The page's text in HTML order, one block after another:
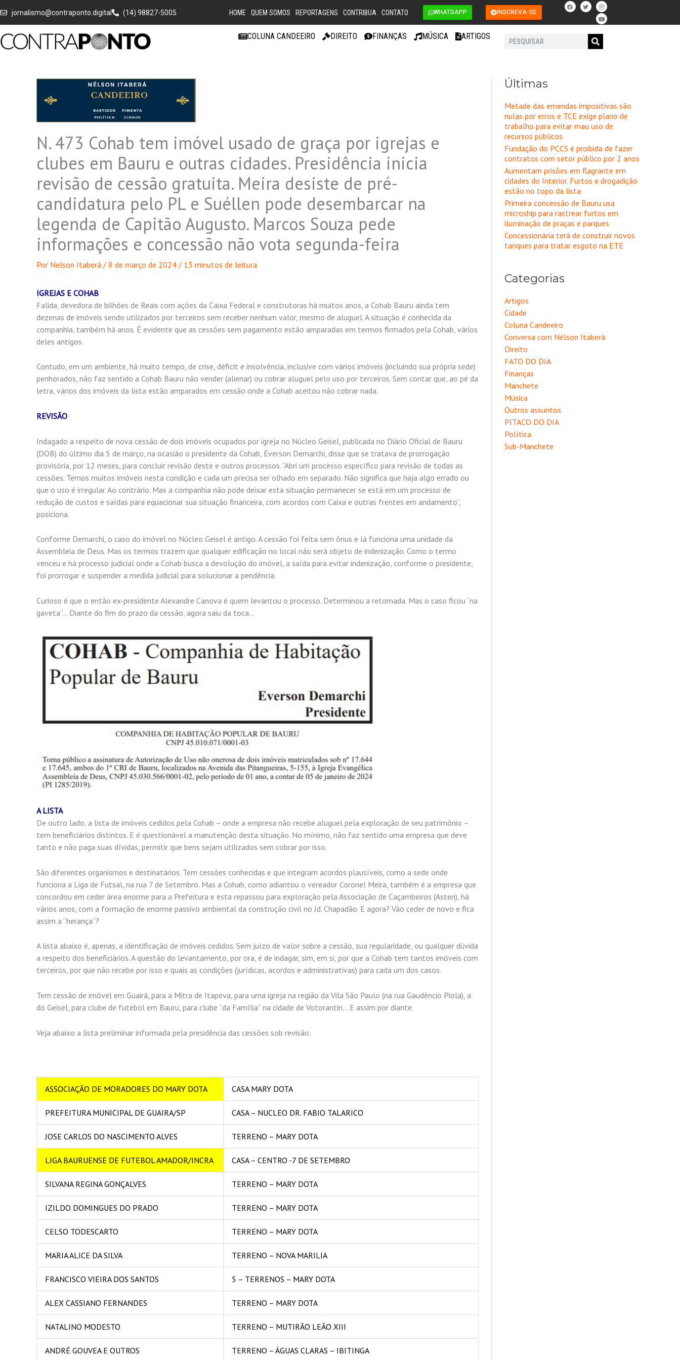
para
conteúdo
jornalismo@contraponto.digital (14) 98827-5005 HOME QUEM SOMOS REPORTAGENS CONTRIBUA CONTATO WHATSAPP INSCREVA-SE
F
a
c
b
T
w
i
t
I
n
s
t
a
r
Y
o
u
t
u
e
COLUNA CANDEEIRO DIREITO FINANÇAS MÚSICA ARTIGOS Pesquisar
N. 473 Cohab tem imóvel usado de graça por igrejas e
clubes em Bauru e outras cidades. Presidência inicia
revisão de cessão gratuita. Meira desiste de pré-
candidatura pelo PL e Suéllen pode desembarcar na
legenda de Capitão Augusto. Marcos Souza pede
informações e concessão não vota segunda-feira
Por Nelson Itaberá / 8 de março de 2024 / 13 minutos de leitura
IGREJAS E COHAB
Falida, devedora de bilhões de Reais com ações da Caixa Federal e construtoras há muitos anos, a Cohab Bauru ainda tem
dezenas de imóveis sendo utilizados por terceiros sem receber nenhum valor, mesmo de aluguel. A situação é conhecida da
companhia, também há anos. É evidente que as cessões sem pagamento estão amparadas em termos firmados pela Cohab, vários
deles antigos.
Contudo, em um ambiente, há muito tempo, de crise, déficit e insolvência, inclusive com vários imóveis (incluindo sua própria sede)
penhorados, não faz sentido a Cohab Bauru não vender (alienar) ou cobrar aluguel pelo uso por terceiros. Sem contar que, ao pé da
letra, vários dos imóveis da lista estão amparados em cessão onde a Cohab aceitou não cobrar nada.
REVISÃO
Indagado a respeito de nova cessão de dois imóveis ocupados por igreja no Núcleo Geisel, publicada no Diário Oficial de Bauru
(DOB) do último dia 5 de março, na ocasião o presidente da Cohab, Éverson Demarchi, disse que se tratava de prorrogação
provisória, por 12 meses, para concluir revisão deste e outros processos. “Abri um processo específico para revisão de todas as
cessões. Temos muitos imóveis nesta condição e cada um precisa ser olhado em separado. Não significa que haja algo errado ou
que o uso é irregular. Ao contrário. Mas a companhia não pode deixar esta situação permanecer se está em um processo de
redução de custos e saídas para equacionar sua situação financeira, com acordos com Caixa e outras frentes em andamento”,
posiciona.
Conforme Demarchi, o caso do imóvel no Núcleo Geisel é antigo. A cessão foi feita sem ônus e lá funciona uma unidade da
Assembleia de Deus. Mas os termos trazem que qualquer edificação no local não será objeto de indenização. Como o termo
venceu e há processo judicial onde a Cohab busca a devolução do imóvel, a saída para evitar indenização, conforme o presidente,
foi prorrogar e suspender a medida judicial para solucionar a pendência.
Curioso é que o então ex-presidente Alexandre Canova é quem levantou o processo. Determinou a retomada. Mas o caso ficou “na
gaveta”… Diante do fim do prazo da cessão, agora saiu da toca…
A LISTA
De outro lado, a lista de imóveis cedidos pela Cohab – onde a empresa não recebe aluguel pela exploração de seu patrimônio –
tem beneficiários distintos. E é questionável a manutenção desta situação. No mínimo, não faz sentido uma empresa que deve
tanto e não paga suas dívidas, permitir que bens sejam utilizados sem cobrar por isso.
São diferentes organismos e destinatários. Tem cessões conhecidas e que integram acordos plausíveis, como a sede onde
funciona a Liga de Futsal, na rua 7 de Setembro. Mas a Cohab, como adiantou o vereador Coronel Meira, também é a empresa que
concordou em ceder área enorme para a Prefeitura e esta repassou para exploração pela Associação de Caçambeiros (Asten), há
vários anos, com a formação de enorme passivo ambiental da construção civil no Jd. Chapadão. E agora? Vão ceder de novo e fica
assim a “herança”?
A lista abaixo é, apenas, a identificação de imóveis cedidos. Sem juízo de valor sobre a cessão, sua regularidade, ou qualquer dúvida
a respeito dos beneficiários. A questão do levantamento, por ora, é de indagar, sim, em si, por que a Cohab tem tantos imóveis com
terceiros, por que não recebe por isso e quais as condições (jurídicas, acordos e administrativas) para cada um dos casos.
Tem cessão de imóvel em Guairá, para a Mitra de Itapeva, para uma igreja na região da Vila São Paulo (na rua Gaudêncio Piola), a
do Geisel, para clube de futebol em Bauru, para clube “da Família” na cidade de Votorantin… E assim por diante.
Veja abaixo a lista preliminar informada pela presidência das cessões sob revisão:
ASSOCIAÇÃO DE MORADORES DO MARY DOTA CASA MARY DOTA
PREFEITURA MUNICIPAL DE GUAIRA/SP CASA – NUCLEO DR. FABIO TALARICO
JOSE CARLOS DO NASCIMENTO ALVES TERRENO – MARY DOTA
LIGA BAURUENSE DE FUTEBOL AMADOR/INCRA CASA – CENTRO -7 DE SETEMBRO
SILVANA REGINA GONÇALVES TERRENO – MARY DOTA
IZILDO DOMINGUES DO PRADO TERRENO – MARY DOTA
CELSO TODESCARTO TERRENO – MARY DOTA
MARIA ALICE DA SILVA TERRENO – NOVA MARILIA
FRANCISCO VIEIRA DOS SANTOS 5 – TERRENOS – MARY DOTA
ALEX CASSIANO FERNANDES TERRENO – MARY DOTA
NATALINO MODESTO TERRENO – MUTIRÃO LEÃO XIII
ANDRÉ GOUVEA E OUTROS TERRENO – ÁGUAS CLARAS – IBITINGA
Últimas
Metade das emendas impositivas são
nulas por erros e TCE exige plano de
trabalho para evitar mau uso de
recursos públicos
Fundação do PCCS é proibida de fazer
contratos com setor público por 2 anos
Aumentam prisões em flagrante em
cidades do Interior. Furtos e drogadição
estão no topo da lista
Primeira concessão de Bauru usa
microship para rastrear furtos em
iluminação de praças e parques
Concessionária terá de construir novos
tanques para tratar esgoto na ETE
Categorias
Artigos
Cidade
Coluna Candeeiro
Conversa com Nélson Itaberá
Direito
FATO DO DIA
Finanças
Manchete
Música
Outros assuntos
PITACO DO DIA
Política
Sub-Manchete